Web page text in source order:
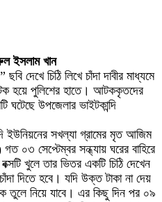
ইসলাম খান
দেখে চিঠি লিখে চাঁদা দাবীর মাধ্যমে
পুলিশের হাতে। আটককৃতদের
ঘটেছে উপজেলার ভাইটকান্দি
ইউনিয়নের সখল্যা গ্রামের মৃত আজিম
০৩ সেপ্টেম্বর সন্ধ্যায় ঘরের বাহিরে
খুলে তার ভিতর একটি চিঠি দেখেন
দিতে হবে। যদি উক্ত টাকা না দেয়
তুলে নিয়ে যাবে। এর কিছু দিন পর ০৯